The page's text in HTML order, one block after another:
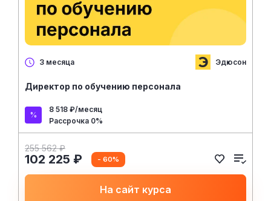
3 месяца Эдюсон
Директор по обучению персонала
8 518 ₽/месяц
Рассрочка 0%
255 562 ₽
102 225 ₽ - 60%
На сайт курса